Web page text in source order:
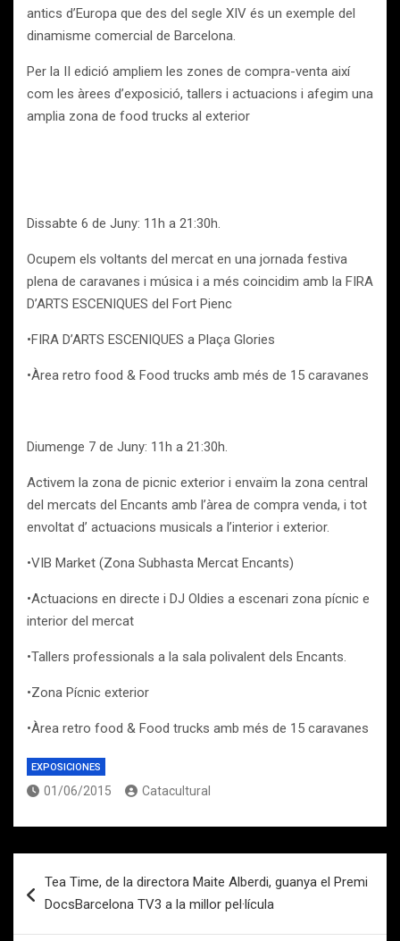
antics d’Europa que des del segle XIV és un exemple del
dinamisme comercial de Barcelona.
Per la II edició ampliem les zones de compra-venta així
com les àrees d’exposició, tallers i actuacions i afegim una
amplia zona de food trucks al exterior
Dissabte 6 de Juny: 11h a 21:30h.
Ocupem els voltants del mercat en una jornada festiva
plena de caravanes i música i a més coincidim amb la FIRA
D’ARTS ESCENIQUES del Fort Pienc
•FIRA D’ARTS ESCENIQUES a Plaça Glories
•Àrea retro food & Food trucks amb més de 15 caravanes
Diumenge 7 de Juny: 11h a 21:30h.
Activem la zona de picnic exterior i envaïm la zona central
del mercats del Encants amb l’àrea de compra venda, i tot
envoltat d’ actuacions musicals a l’interior i exterior.
•VIB Market (Zona Subhasta Mercat Encants)
•Actuacions en directe i DJ Oldies a escenari zona pícnic e
interior del mercat
•Tallers professionals a la sala polivalent dels Encants.
•Zona Pícnic exterior
•Àrea retro food & Food trucks amb més de 15 caravanes
EXPOSICIONES
01/06/2015 Catacultural
de
Tea Time, de la directora Maite Alberdi, guanya el Premi
DocsBarcelona TV3 a la millor pel·lícula